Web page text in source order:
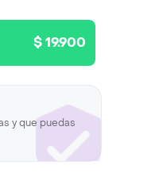
$ 19.900
y que puedas